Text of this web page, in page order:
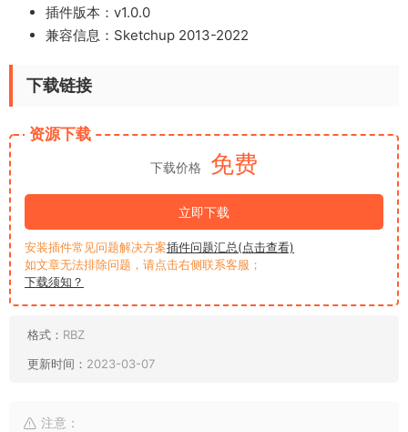
插件版本：v1.0.0
兼容信息：Sketchup 2013-2022
下载链接
资源下载
下载价格 免费
立即下载
安装插件常见问题解决方案插件问题汇总(点击查看)
如文章无法排除问题，请点击右侧联系客服；
下载须知？
格式： RBZ
更新时间： 2023-03-07
注意：